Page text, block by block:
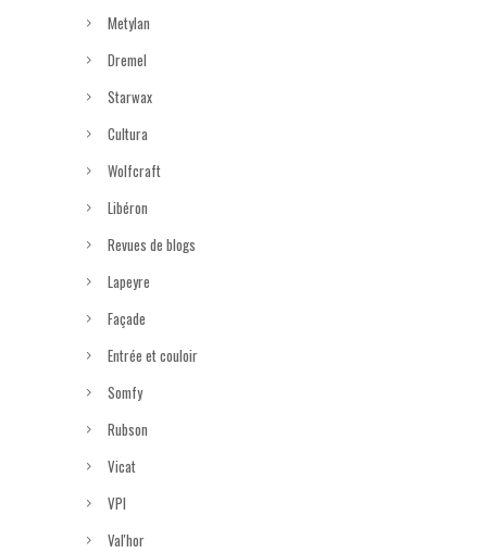
Metylan
Dremel
Starwax
Cultura
Wolfcraft
Libéron
Revues de blogs
Lapeyre
Façade
Entrée et couloir
Somfy
Rubson
Vicat
VPI
Val'hor